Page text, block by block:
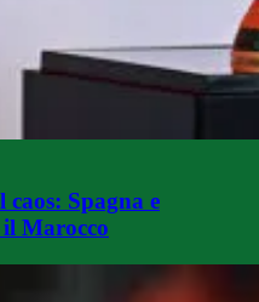
Spagna e
Marocco